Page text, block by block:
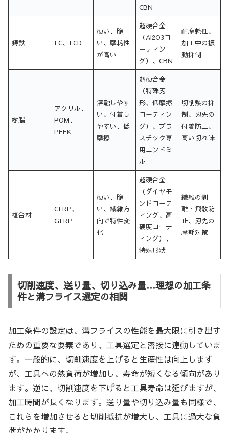
CBN
鋳鉄 FC、FCD
硬い、脆
い、摩耗性
が高い
超硬合金
（Al2O3コ
ーティン
グ）、CBN
耐摩耗性、
加工中の振
動抑制
樹脂
アクリル、
POM、
PEEK
溶融しやす
い、付着し
やすい、低
摩擦
超硬合金
（特殊刃
形、低摩擦
コーティン
グ）、プラ
スチック専
用エンドミ
ル
切削熱の抑
制、刃先の
付着防止、
高い切れ味
複合材
CFRP、
GFRP
硬い、脆
い、繊維方
向で特性変
化
超硬合金
（ダイヤモ
ンドコーテ
ィング、高
硬度コーテ
ィング）、
特殊形状
繊維の剥
離・飛散防
止、刃先の
摩耗対策
切削速度、送り量、切り込み量…理想の加工条
件と溝フライス選定の相関
加工条件の設定は、溝フライスの性能を最大限に引き出す
ための重要な要素であり、工具選定と密接に連動していま
す。一般的に、切削速度を上げると生産性は向上します
が、工具への熱負荷が増加し、寿命が短くなる傾向があり
ます。逆に、切削速度を下げると工具寿命は延びますが、
加工時間が長くなります。送り量や切り込み量も同様で、
これらを増加させると切削抵抗が増大し、工具に過大な負
荷がかかります。